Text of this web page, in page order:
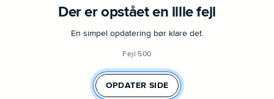
Der er opstået en lille fejl
En simpel opdatering bør klare det.
Fejl 500
OPDATER SIDE